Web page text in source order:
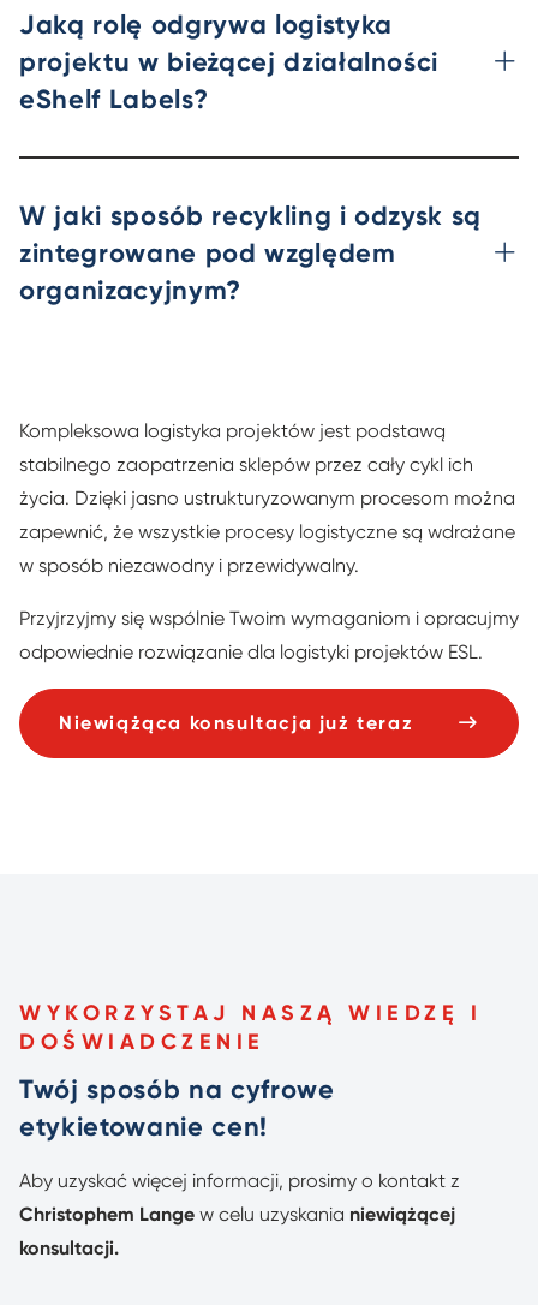
Jaką rolę odgrywa logistyka
projektu w bieżącej działalności
eShelf Labels?
W jaki sposób recykling i odzysk są
zintegrowane pod względem
organizacyjnym?
Kompleksowa logistyka projektów jest podstawą
stabilnego zaopatrzenia sklepów przez cały cykl ich
życia. Dzięki jasno ustrukturyzowanym procesom można
zapewnić, że wszystkie procesy logistyczne są wdrażane
w sposób niezawodny i przewidywalny.
Przyjrzyjmy się wspólnie Twoim wymaganiom i opracujmy
odpowiednie rozwiązanie dla logistyki projektów ESL.
Niewiążąca konsultacja już teraz
WYKORZYSTAJ NASZĄ WIEDZĘ I
DOŚWIADCZENIE
Twój sposób na cyfrowe
etykietowanie cen!
Aby uzyskać więcej informacji, prosimy o kontakt z
Christophem Lange w celu uzyskania niewiążącej
konsultacji.